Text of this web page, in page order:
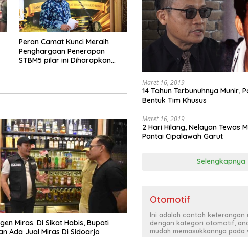
Peran Camat Kunci Meraih
Penghargaan Penerapan
STBM5 pilar ini Diharapkan
Miras. Di Sikat Habis, Bupati
Ada Jual Miras Di Sidoarjo
Maret 16, 2019
14 Tahun Terbunuhnya Munir,
Bentuk Tim Khusus
Maret 16, 2019
2 Hari Hilang, Nelayan Tewas
Pantai Cipalawah Garut
Selengkapnya
Otomotif
Ini adalah contoh keterangan
dengan kategori otomotif,
mudah memasukkannya pada